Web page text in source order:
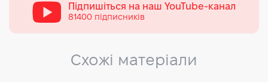
Підпишіться на наш YouTube-канал
81400 підписників
Схожі матеріали